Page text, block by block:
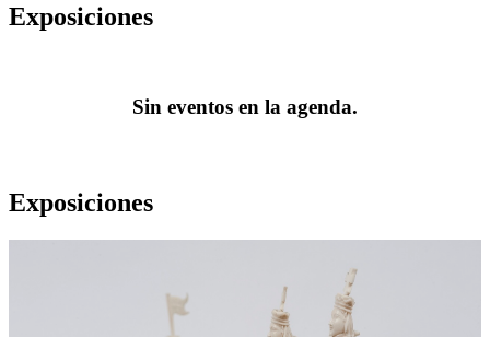
Exposiciones
Sin eventos en la agenda.
Exposiciones